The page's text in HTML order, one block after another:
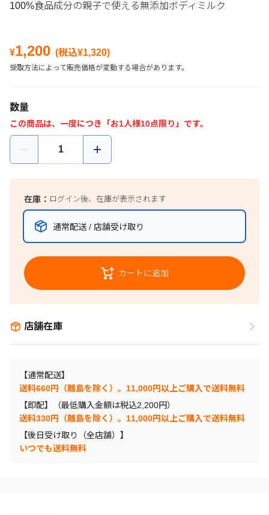
100%食品成分の親子で使える無添加ボディミルク
¥1,200 (税込¥1,320)
受取方法によって販売価格が変動する場合があります。
数量
この商品は、一度につき「お1人様10点限り」です。
在庫： ログイン後、在庫が表示されます
通常配送 / 店舗受け取り
カートに追加
店舗在庫
【通常配送】
送料660円（離島を除く）。11,000円以上ご購入で送料無料
【即配】（最低購入金額は税込2,200円）
送料330円（離島を除く）。11,000円以上ご購入で送料無料
【後日受け取り（全店舗）】
いつでも送料無料